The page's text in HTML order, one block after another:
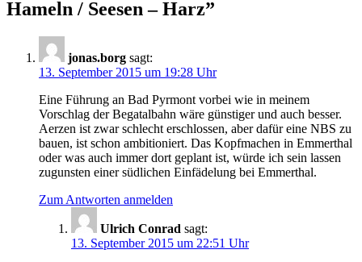
Hameln / Seesen – Harz”
jonas.borg sagt:
13. September 2015 um 19:28 Uhr
Eine Führung an Bad Pyrmont vorbei wie in meinem
Vorschlag der Begatalbahn wäre günstiger und auch besser.
Aerzen ist zwar schlecht erschlossen, aber dafür eine NBS zu
bauen, ist schon ambitioniert. Das Kopfmachen in Emmerthal
oder was auch immer dort geplant ist, würde ich sein lassen
zugunsten einer südlichen Einfädelung bei Emmerthal.
Zum Antworten anmelden
Ulrich Conrad sagt:
13. September 2015 um 22:51 Uhr